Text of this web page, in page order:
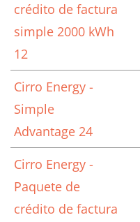
crédito de factura
simple 2000 kWh
12
Cirro Energy -
Simple
Advantage 24
Cirro Energy -
Paquete de
crédito de factura